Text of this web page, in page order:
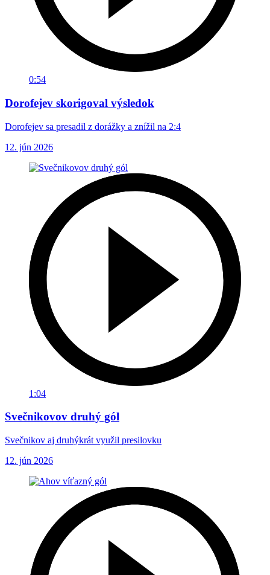
0:54
Dorofejev skorigoval výsledok
Dorofejev sa presadil z dorážky a znížil na 2:4
12. jún 2026
1:04
Svečnikovov druhý gól
Svečnikov aj druhýkrát využil presilovku
12. jún 2026